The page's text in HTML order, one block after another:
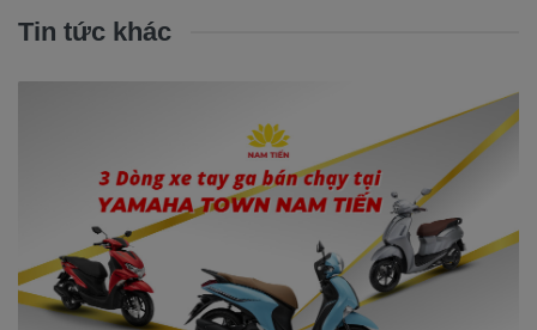
Tin tức khác